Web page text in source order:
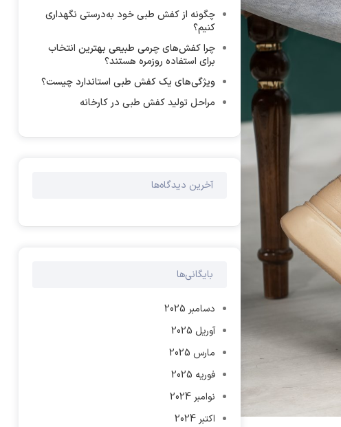
چگونه از کفش طبی خود به‌درستی نگهداری
کنیم؟
چرا کفش‌های چرمی طبیعی بهترین انتخاب
برای استفاده روزمره هستند؟
ویژگی‌های یک کفش طبی استاندارد چیست؟
مراحل تولید کفش طبی در کارخانه
آخرین دیدگاه‌ها
بایگانی‌ها
دسامبر 2025
آوریل 2025
مارس 2025
فوریه 2025
نوامبر 2024
اکتبر 2024